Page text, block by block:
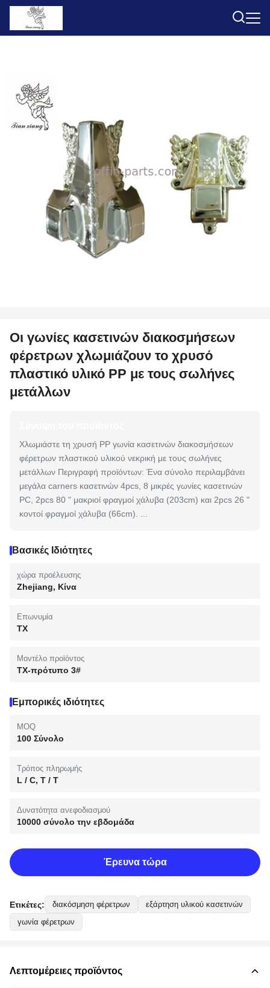
Οι γωνίες κασετινών διακοσμήσεων
φέρετρων χλωμιάζουν το χρυσό
πλαστικό υλικό PP με τους σωλήνες
μετάλλων
Χλωμιάστε τη χρυσή PP γωνία κασετινών διακοσμήσεων
φέρετρων πλαστικού υλικού νεκρική με τους σωλήνες
μετάλλων Περιγραφή προϊόντων: Ένα σύνολο περιλαμβάνει
μεγάλα carners κασετινών 4pcs, 8 μικρές γωνίες κασετινών
PC, 2pcs 80 " μακριοί φραγμοί χάλυβα (203cm) και 2pcs 26 "
κοντοί φραγμοί χάλυβα (66cm). ...
Βασικές Ιδιότητες
χώρα προέλευσης
Zhejiang, Κίνα
Επωνυμία
TX
Μοντέλο προϊόντος
TX-πρότυπο 3#
Εμπορικές ιδιότητες
MOQ
100 Σύνολο
Τρόπος πληρωμής
L / C, T / T
Δυνατότητα ανεφοδιασμού
10000 σύνολο την εβδομάδα
Έρευνα τώρα
Ετικέτες: διακόσμηση φέρετρων
εξάρτηση υλικού κασετινών
γωνία φέρετρων
Λεπτομέρειες προϊόντος